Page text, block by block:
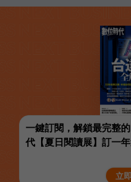
一鍵訂閱，解鎖最完整
代【夏日閱讀展】訂一
立